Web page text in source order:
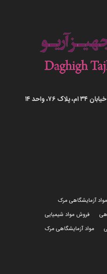
واحد ۱۴
آزمایشگاهی مرک
فروش مواد شیمیایی
مواد آزمایشگاهی مرک